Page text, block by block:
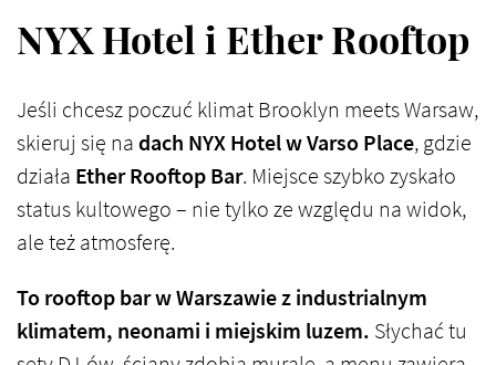
NYX Hotel i Ether Rooftop
Jeśli chcesz poczuć klimat Brooklyn meets Warsaw,
skieruj się nadach NYX Hotel w Varso Place, gdzie
działa Ether Rooftop Bar. Miejsce szybko zyskało
status kultowego – nie tylko ze względu na widok,
ale też atmosferę.
To rooftop bar w Warszawie z industrialnym
klimatem, neonami i miejskim luzem. Słychać tu